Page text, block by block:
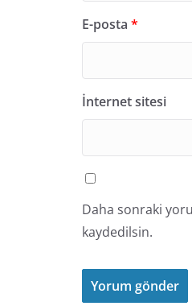
E-posta *
İnternet sitesi
Daha sonraki
kaydedilsin.